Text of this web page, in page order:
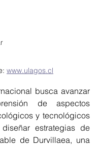
www.ulagos.cl
busca avanzar
de aspectos
y tecnológicos
estrategias de
de Durvillaea, una